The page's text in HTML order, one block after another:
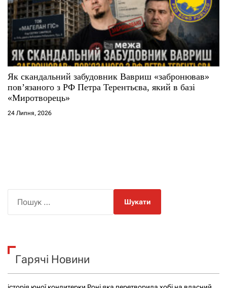
Як скандальний забудовник Вавриш «забронював»
повʼязаного з РФ Петра Терентьєва, який в базі
«Миротворець»
24 Липня, 2026
к
Гарячі Новини